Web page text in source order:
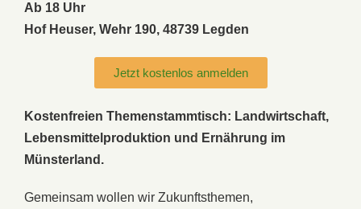
Ab 18 Uhr
Hof Heuser, Wehr 190, 48739 Legden
Jetzt kostenlos anmelden
Kostenfreien Themenstammtisch: Landwirtschaft,
Lebensmittelproduktion und Ernährung im
Münsterland.
Gemeinsam wollen wir Zukunftsthemen,